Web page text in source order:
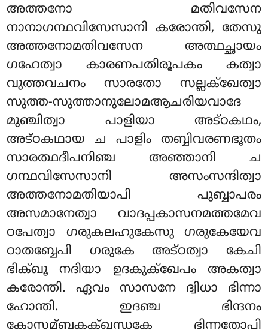
അത്തനോ മതിവസേന
നാനാഗന്ഥവിസേസാനി കരോന്തി, തേസു
അത്തനോമതിവസേന അത്ഥച്ഛായം
ഗഹേത്വാ കാരണപതിരൂപകം കത്വാ
വുത്തവചനം സാരതോ സല്ലക്ഖേത്വാ
സുത്ത-സുത്താനുലോമആചരിയവാദേ
മുഞ്ചിത്വാ പാളിയാ അട്ഠകഥം,
അട്ഠകഥായ ച പാളിം തബ്ബിവരണഭൂതം
സാരത്ഥദീപനിഞ്ച അഞ്ഞാനി ച
ഗന്ഥവിസേസാനി അസംസന്ദിത്വാ
അത്തനോമതിയാപി പുബ്ബാപരം
അസമാനേത്വാ വാദപ്പകാസനമത്തമേവ
ഠപേത്വാ ഗരുകലഹുകേസു ഗരുകേയേവ
ഠാതബ്ബേപി ഗരുകേ അട്ഠത്വാ കേചി
ഭിക്ഖൂ നദിയാ ഉദകുക്ഖേപം അകത്വാ
കരോന്തി. ഏവം സാസനേ ദ്വിധാ ഭിന്നാ
ഹോന്തി. ഇദഞ്ച ഭിന്ദനം
കോസമ്ബകക്ഖന്ധകേ ഭിന്നതോപി